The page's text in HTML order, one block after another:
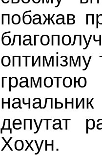
побажав
грамотою
начальник
депутат
Хохун.